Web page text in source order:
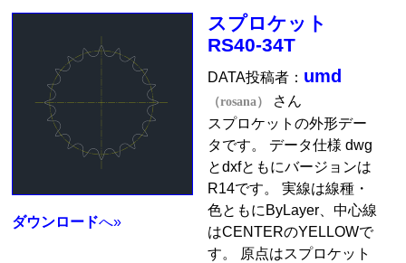
ダウンロードへ»
スプロケット
RS40-34T
DATA投稿者： umd
（rosana）
さん
スプロケットの外形デー
タです。 データ仕様 dwg
とdxfともにバージョンは
R14です。 実線は線種・
色ともにByLayer、中心線
はCENTERのYELLOWで
す。 原点はスプロケット